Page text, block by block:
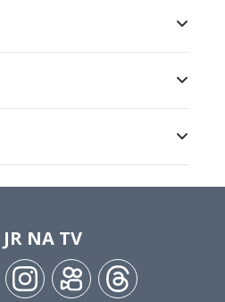
JR NA TV